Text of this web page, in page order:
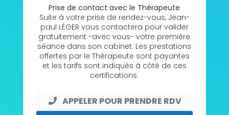
Prise de contact avec le Thérapeute
Suite à votre prise de rendez-vous, Jean-
paul LÉGER vous contactera pour valider
gratuitement -avec vous- votre première
séance dans son cabinet. Les prestations
offertes par le Thérapeute sont payantes
et les tarifs sont indiqués à côté de ces
certifications.
APPELER POUR PRENDRE RDV